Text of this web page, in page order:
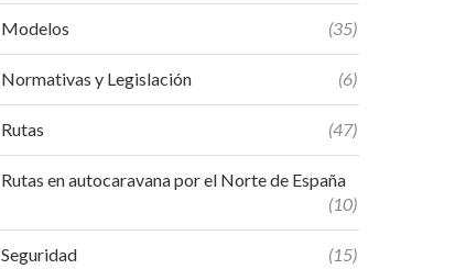
Modelos (35)
Normativas y Legislación (6)
Rutas (47)
Rutas en autocaravana por el Norte de España
(10)
Seguridad (15)